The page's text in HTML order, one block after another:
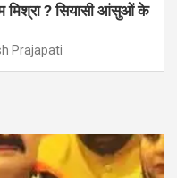
मिश्रा ? सियासी आंसुओं के
Prajapati